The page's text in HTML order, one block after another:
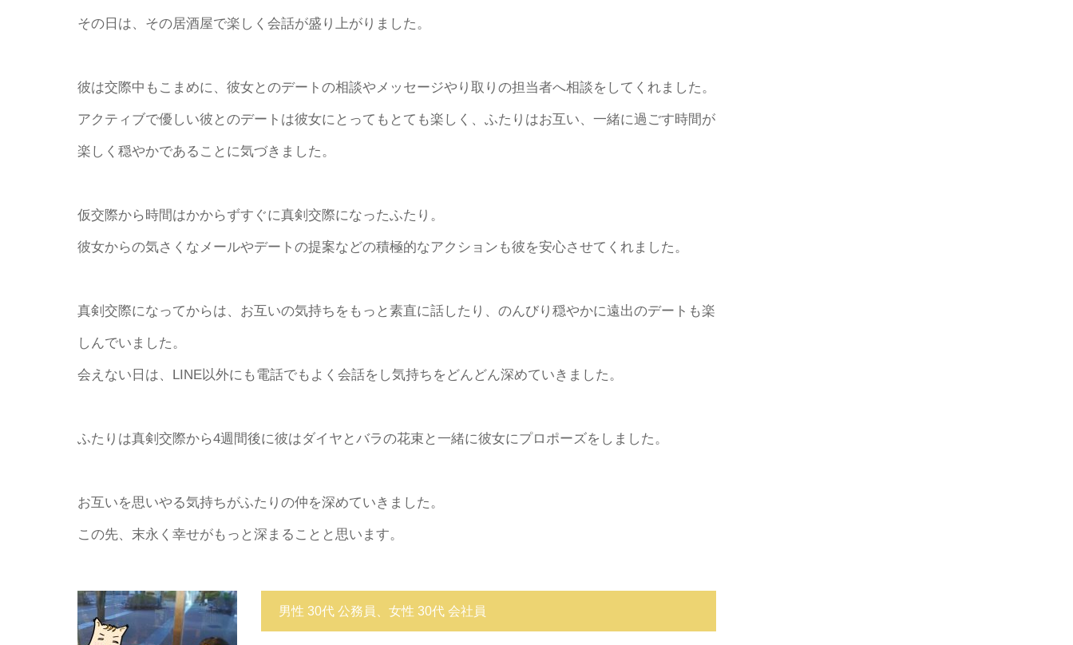
その日は、その居酒屋で楽しく会話が盛り上がりました。
彼は交際中もこまめに、彼女とのデートの相談やメッセージやり取りの担当者へ相談をしてくれました。
アクティブで優しい彼とのデートは彼女にとってもとても楽しく、ふたりはお互い、一緒に過ごす時間が
楽しく穏やかであることに気づきました。
仮交際から時間はかからずすぐに真剣交際になったふたり。
彼女からの気さくなメールやデートの提案などの積極的なアクションも彼を安心させてくれました。
真剣交際になってからは、お互いの気持ちをもっと素直に話したり、のんびり穏やかに遠出のデートも楽
しんでいました。
会えない日は、LINE以外にも電話でもよく会話をし気持ちをどんどん深めていきました。
ふたりは真剣交際から4週間後に彼はダイヤとバラの花束と一緒に彼女にプロポーズをしました。
お互いを思いやる気持ちがふたりの仲を深めていきました。
この先、末永く幸せがもっと深まることと思います。
男性 30代 公務員、女性 30代 会社員